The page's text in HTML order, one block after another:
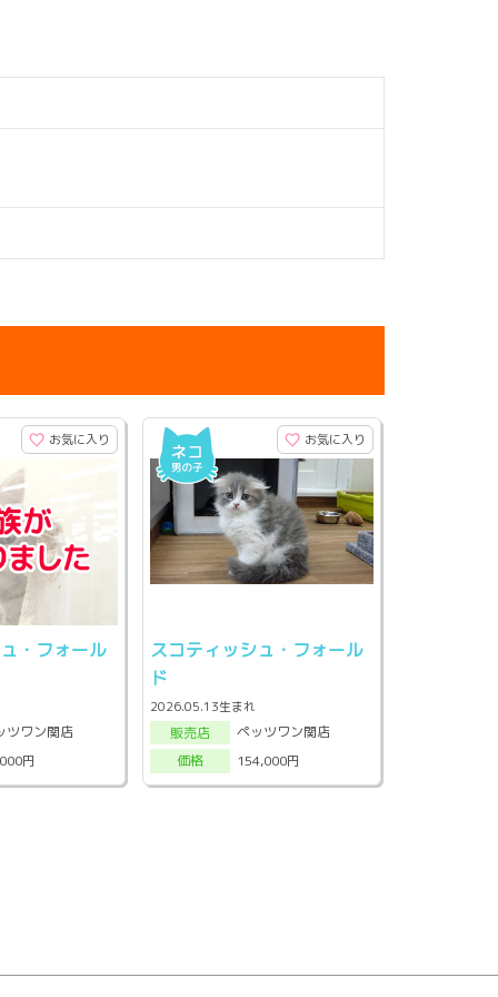
お気に入り
・フォール
ツワン関店
円
お気に入り
スコティッシュ・フォール
ド
2026.05.13生まれ
販売店
ペッツワン関店
価格
154,000円